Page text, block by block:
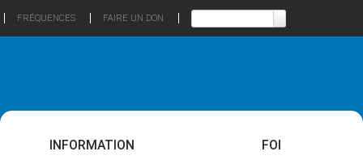
FRÉQUENCES FAIRE UN DON
INFORMATION FOI